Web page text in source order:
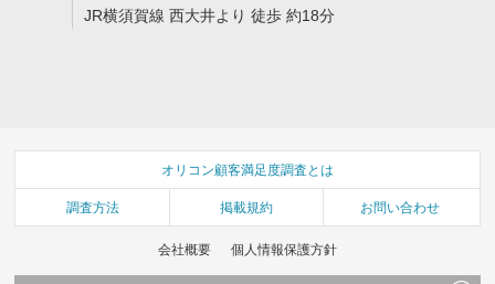
JR横須賀線 西大井より 徒歩 約18分
オリコン顧客満足度調査とは
調査方法 掲載規約 お問い合わせ
会社概要 個人情報保護方針